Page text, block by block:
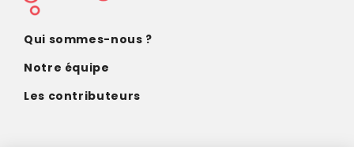
Qui sommes-nous ?
Notre équipe
Les contributeurs